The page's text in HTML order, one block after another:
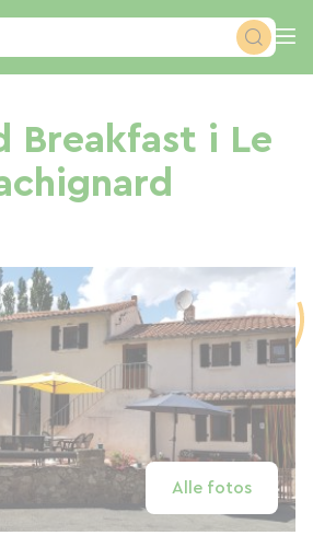
Breakfast i Le
Alle fotos